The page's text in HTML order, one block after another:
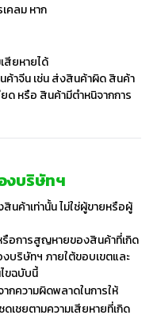
คลม หาก
สียหายได้
าจีน เช่น ส่งสินค้าผิด สินค้า
ด หรือ สินค้ามีตำหนิจากการ
งบริษัทฯ
นค้าเท่านั้น ไม่ใช่ผู้ขายหรือผู้
รือการสูญหายของสินค้าที่เกิด
บริษัทฯ ภายใต้ขอบเขตและ
ขฉบับนี้
ความผิดพลาดในการให้
เชยตามความเสียหายที่เกิด